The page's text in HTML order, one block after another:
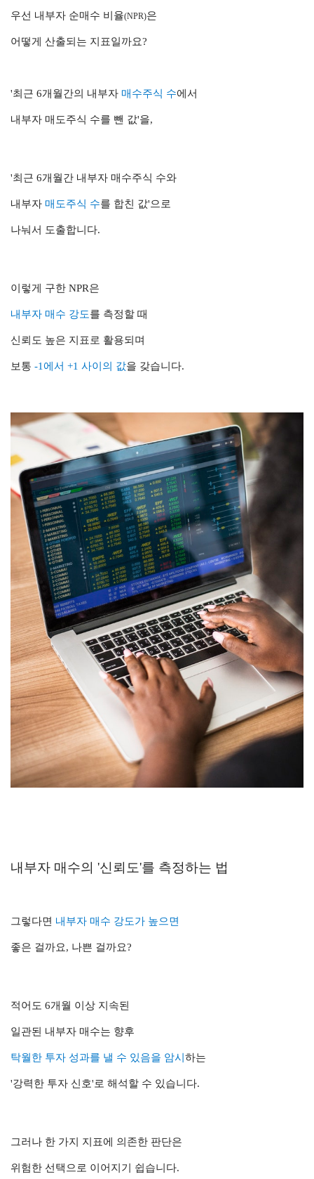
우선 내부자 순매수 비율(NPR)은
어떻게 산출되는 지표일까요?
'최근 6개월간의 내부자 매수주식 수에서
내부자 매도주식 수를 뺀 값'을,
'최근 6개월간 내부자 매수주식 수와
내부자 매도주식 수를 합친 값'으로
나눠서 도출합니다.
이렇게 구한 NPR은
내부자 매수 강도를 측정할 때
신뢰도 높은 지표로 활용되며
보통 -1에서 +1 사이의 값을 갖습니다.
내부자 매수의 '신뢰도'를 측정하는 법
그렇다면 내부자 매수 강도가 높으면
좋은 걸까요, 나쁜 걸까요?
적어도 6개월 이상 지속된
일관된 내부자 매수는 향후
탁월한 투자 성과를 낼 수 있음을 암시 하는
'강력한 투자 신호'로 해석할 수 있습니다.
그러나 한 가지 지표에 의존한 판단은
위험한 선택으로 이어지기 쉽습니다.